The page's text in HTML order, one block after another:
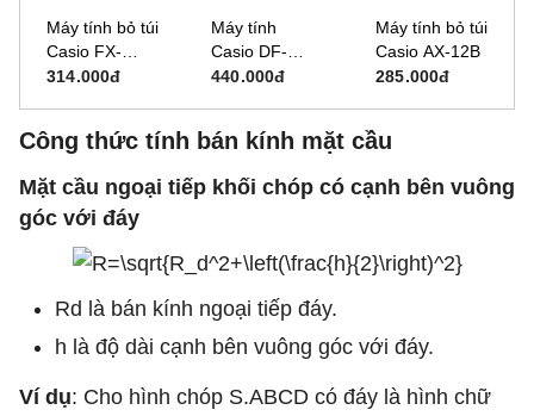
Máy tính bỏ túi
Casio FX-
500MS
314.000đ
Máy tính
Casio DF-
120FM
440.000đ
Máy tính bỏ túi
Casio AX-12B
285.000đ
Công thức tính bán kính mặt cầu
Mặt cầu ngoại tiếp khối chóp có cạnh bên vuông
góc với đáy
Rd là bán kính ngoại tiếp đáy.
h là độ dài cạnh bên vuông góc với đáy.
Ví dụ: Cho hình chóp S.ABCD có đáy là hình chữ